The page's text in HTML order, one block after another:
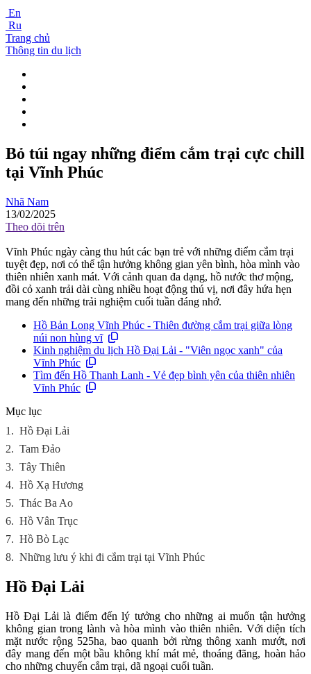
En
Ru
Trang chủ
Thông tin du lịch
Bỏ túi ngay những điểm cắm trại cực chill
tại Vĩnh Phúc
Nhã Nam
13/02/2025
Theo dõi trên
Vĩnh Phúc ngày càng thu hút các bạn trẻ với những điểm cắm trại
tuyệt đẹp, nơi có thể tận hưởng không gian yên bình, hòa mình vào
thiên nhiên xanh mát. Với cảnh quan đa dạng, hồ nước thơ mộng,
đồi cỏ xanh trải dài cùng nhiều hoạt động thú vị, nơi đây hứa hẹn
mang đến những trải nghiệm cuối tuần đáng nhớ.
Hồ Bản Long Vĩnh Phúc - Thiên đường cắm trại giữa lòng
núi non hùng vĩ
Kinh nghiệm du lịch Hồ Đại Lải - "Viên ngọc xanh" của
Vĩnh Phúc
Tìm đến Hồ Thanh Lanh - Vẻ đẹp bình yên của thiên nhiên
Vĩnh Phúc
Mục lục
1. Hồ Đại Lải
2. Tam Đảo
3. Tây Thiên
4. Hồ Xạ Hương
5. Thác Ba Ao
6. Hồ Vân Trục
7. Hồ Bò Lạc
8. Những lưu ý khi đi cắm trại tại Vĩnh Phúc
Hồ Đại Lải
Hồ Đại Lải là điểm đến lý tưởng cho những ai muốn tận hưởng
không gian trong lành và hòa mình vào thiên nhiên. Với diện tích
mặt nước rộng 525ha, bao quanh bởi rừng thông xanh mướt, nơi
đây mang đến một bầu không khí mát mẻ, thoáng đãng, hoàn hảo
cho những chuyến cắm trại, dã ngoại cuối tuần.